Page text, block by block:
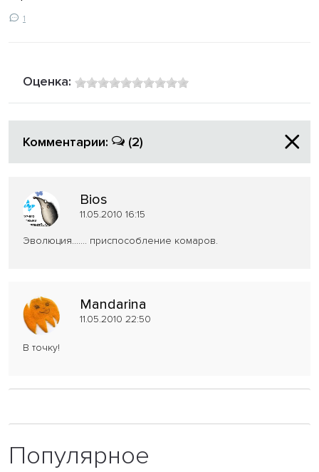
1
Оценка:
Комментарии: (2)
Bios
11.05.2010 16:15
Эволюция....... приспособление комаров.
Mandarina
11.05.2010 22:50
В точку!
Популярное